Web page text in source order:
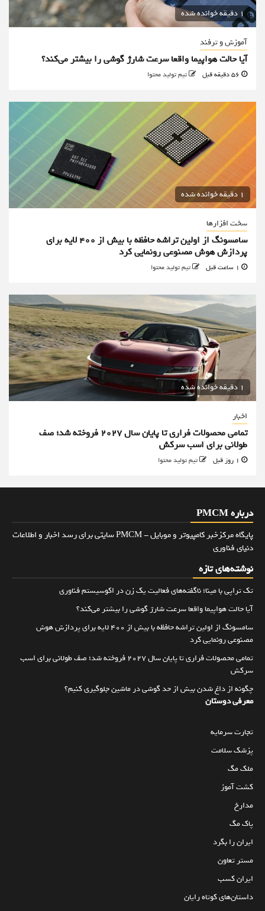
1 دقیقه خوانده شده
آموزش و ترفند
آیا حالت هواپیما واقعا سرعت شارژ گوشی را بیشتر می‌کند؟
تیم تولید محتوا
1 دقیقه خوانده شده
سخت افزارها
سامسونگ از اولین تراشه حافظه با بیش از ۴۰۰ لایه برای
پردازش هوش مصنوعی رونمایی کرد
تیم تولید محتوا
1 دقیقه خوانده شده
اخبار
تمامی محصولات فراری تا پایان سال ۲۰۲۷ فروخته شد؛ صف
طولانی برای اسب سرکش
تیم تولید محتوا
درباره PMCM
پایگاه مرکزخبر کامپیوتر و موبایل - PMCM سایتی برای رسد اخبار و اطلاعات
دنیای فناوری
نوشته‌های تازه
تک تراپی با مینا؛ ناگفته‌های فعالیت یک زن در اکوسیستم فناوری
آیا حالت هواپیما واقعا سرعت شارژ گوشی را بیشتر می‌کند؟
سامسونگ از اولین تراشه حافظه با بیش از ۴۰۰ لایه برای پردازش هوش
مصنوعی رونمایی کرد
تمامی محصولات فراری تا پایان سال ۲۰۲۷ فروخته شد؛ صف طولانی برای اسب
سرکش
چگونه از داغ شدن بیش از حد گوشی در ماشین جلوگیری کنیم؟
معرفی دوستان
تجارت سرمایه
پزشک سلامت
ملک مگ
کشت آموز
مدارخ
پاک مگ
ایران را بگرد
مستر تعاون
ایران کسب
داستان‌های کوتاه رایان